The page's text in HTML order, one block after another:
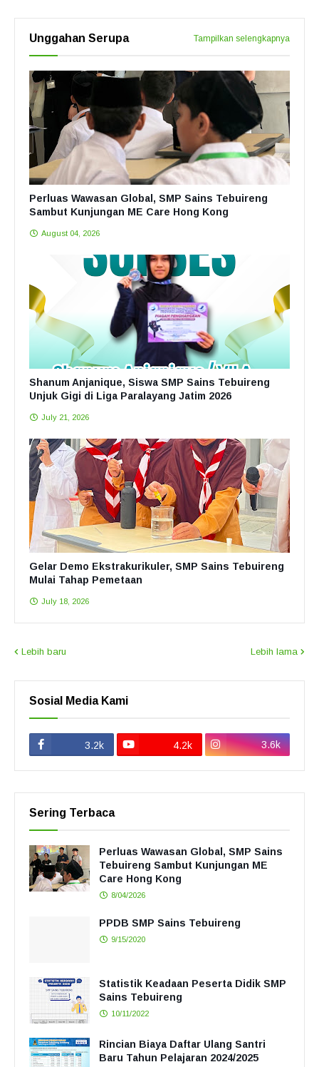
Unggahan Serupa Tampilkan selengkapnya
Perluas Wawasan Global, SMP Sains Tebuireng
Sambut Kunjungan ME Care Hong Kong
August 04, 2026
Shanum Anjanique, Siswa SMP Sains Tebuireng
Unjuk Gigi di Liga Paralayang Jatim 2026
July 21, 2026
Gelar Demo Ekstrakurikuler, SMP Sains Tebuireng
Mulai Tahap Pemetaan
July 18, 2026
Lebih baru Lebih lama
Sosial Media Kami
3.2k 4.2k 3.6k
Sering Terbaca
Perluas Wawasan Global, SMP Sains
Tebuireng Sambut Kunjungan ME
Care Hong Kong
8/04/2026
PPDB SMP Sains Tebuireng
9/15/2020
Statistik Keadaan Peserta Didik SMP
Sains Tebuireng
10/11/2022
Rincian Biaya Daftar Ulang Santri
Baru Tahun Pelajaran 2024/2025